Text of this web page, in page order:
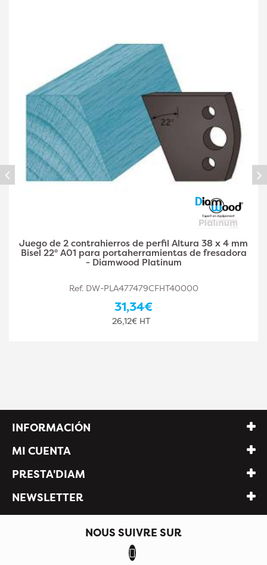
Juego de 2 contrahierros de perfil A03 de 38 x 4
mm de altura y doble filete para
portaherramientas de fresadora - Diamwood Plat
Ref. DW-PLA477479CFHT40002
31,34€
26,12€ HT
INFORMACIÓN
MI CUENTA
PRESTA'DIAM
NEWSLETTER
NOUS SUIVRE SUR